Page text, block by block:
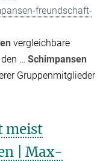
freundschaft-
vergleichbare
… Schimpansen
Gruppenmitglieder
meist
| Max-